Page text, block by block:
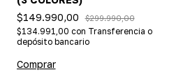
$149.990,00
$299.990,00
$134.991,00 con Transferencia o
depósito bancario
Comprar